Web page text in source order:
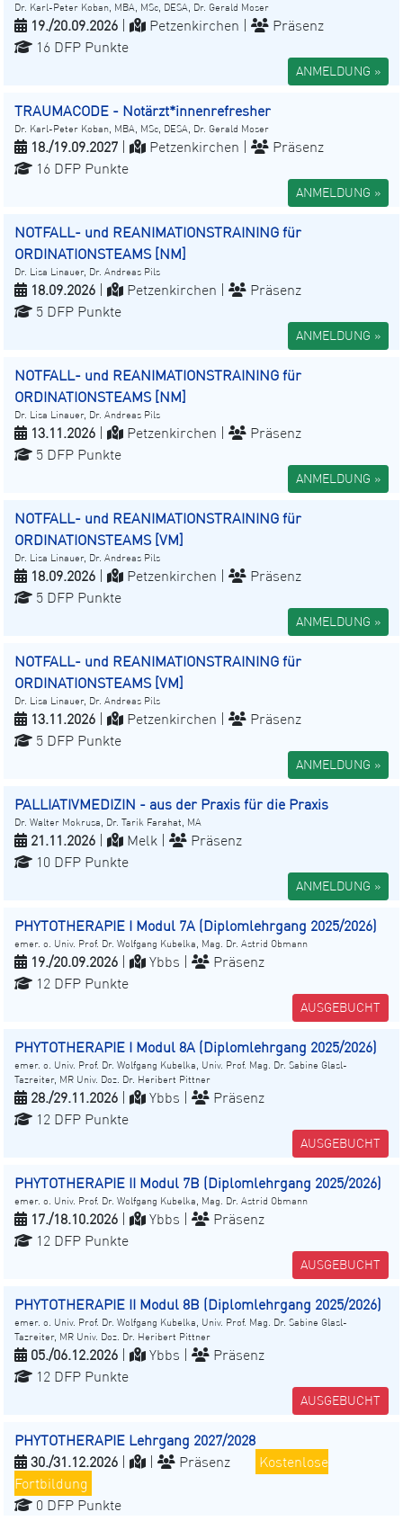
Dr. Karl-Peter Koban, MBA, MSc, DESA, Dr. Gerald Moser
19./20.09.2026 Petzenkirchen |
Präsenz
16 DFP Punkte
ANMELDUNG »
TRAUMACODE - Notärzt*innenrefresher
Dr. Karl-Peter Koban, MBA, MSc, DESA, Dr. Gerald Moser
18./19.09.2027 Petzenkirchen |
Präsenz
16 DFP Punkte
ANMELDUNG »
NOTFALL- und REANIMATIONSTRAINING für
ORDINATIONSTEAMS [NM]
Dr. Lisa Linauer, Dr. Andreas Pils
18.09.2026 Petzenkirchen |
Präsenz
5 DFP Punkte
ANMELDUNG »
NOTFALL- und REANIMATIONSTRAINING für
ORDINATIONSTEAMS [NM]
Dr. Lisa Linauer, Dr. Andreas Pils
13.11.2026 Petzenkirchen |
Präsenz
5 DFP Punkte
ANMELDUNG »
NOTFALL- und REANIMATIONSTRAINING für
ORDINATIONSTEAMS [VM]
Dr. Lisa Linauer, Dr. Andreas Pils
18.09.2026 Petzenkirchen |
Präsenz
5 DFP Punkte
ANMELDUNG »
NOTFALL- und REANIMATIONSTRAINING für
ORDINATIONSTEAMS [VM]
Dr. Lisa Linauer, Dr. Andreas Pils
13.11.2026 Petzenkirchen |
Präsenz
5 DFP Punkte
ANMELDUNG »
PALLIATIVMEDIZIN - aus der Praxis für die Praxis
Dr. Walter Mokrusa, Dr. Tarik Farahat, MA
21.11.2026 Melk |
Präsenz
10 DFP Punkte
ANMELDUNG »
PHYTOTHERAPIE I Modul 7A (Diplomlehrgang 2025/2026)
emer. o. Univ. Prof. Dr. Wolfgang Kubelka, Mag. Dr. Astrid Obmann
19./20.09.2026 Ybbs |
Präsenz
12 DFP Punkte
AUSGEBUCHT
PHYTOTHERAPIE I Modul 8A (Diplomlehrgang 2025/2026)
emer. o. Univ. Prof. Dr. Wolfgang Kubelka, Univ. Prof. Mag. Dr. Sabine Glasl-
Tazreiter, MR Univ. Doz. Dr. Heribert Pittner
28./29.11.2026 Ybbs |
Präsenz
12 DFP Punkte
AUSGEBUCHT
PHYTOTHERAPIE II Modul 7B (Diplomlehrgang 2025/2026)
emer. o. Univ. Prof. Dr. Wolfgang Kubelka, Mag. Dr. Astrid Obmann
17./18.10.2026 Ybbs |
Präsenz
12 DFP Punkte
AUSGEBUCHT
PHYTOTHERAPIE II Modul 8B (Diplomlehrgang 2025/2026)
emer. o. Univ. Prof. Dr. Wolfgang Kubelka, Univ. Prof. Mag. Dr. Sabine Glasl-
Tazreiter, MR Univ. Doz. Dr. Heribert Pittner
05./06.12.2026 Ybbs |
Präsenz
12 DFP Punkte
AUSGEBUCHT
PHYTOTHERAPIE Lehrgang 2027/2028
30./31.12.2026
Präsenz
Kostenlose
Fortbildung
0 DFP Punkte